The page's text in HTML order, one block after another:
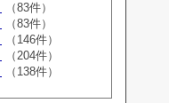
（83件）
（83件）
（146件）
（204件）
（138件）